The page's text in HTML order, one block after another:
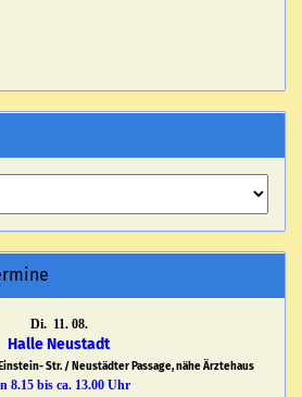
Di. 11. 08.
Halle Neustadt
Str. / Neustädter Passage, nähe Ärztehaus
8.15 bis ca. 13.00 Uhr